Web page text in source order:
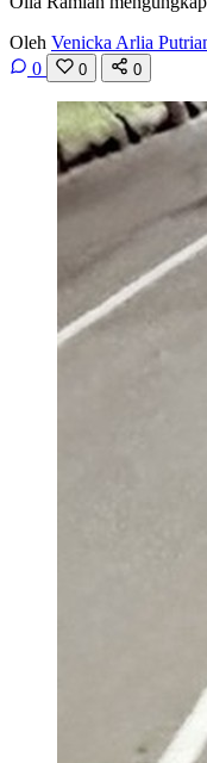
Oleh Venicka Arlia
0
0 0